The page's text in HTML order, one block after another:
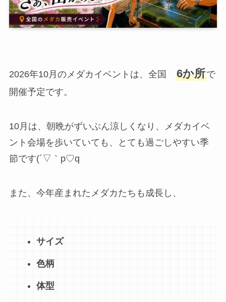
2026年10月のメダカイベントは、全国 6か所で
開催予定です。
10月は、朝晩がずいぶん涼しくなり、メダカイベ
ント会場を歩いていても、とても過ごしやすい季
節です(´▽｀p♡q
また、今年産まれたメダカたちも成長し、
サイズ
色柄
体型